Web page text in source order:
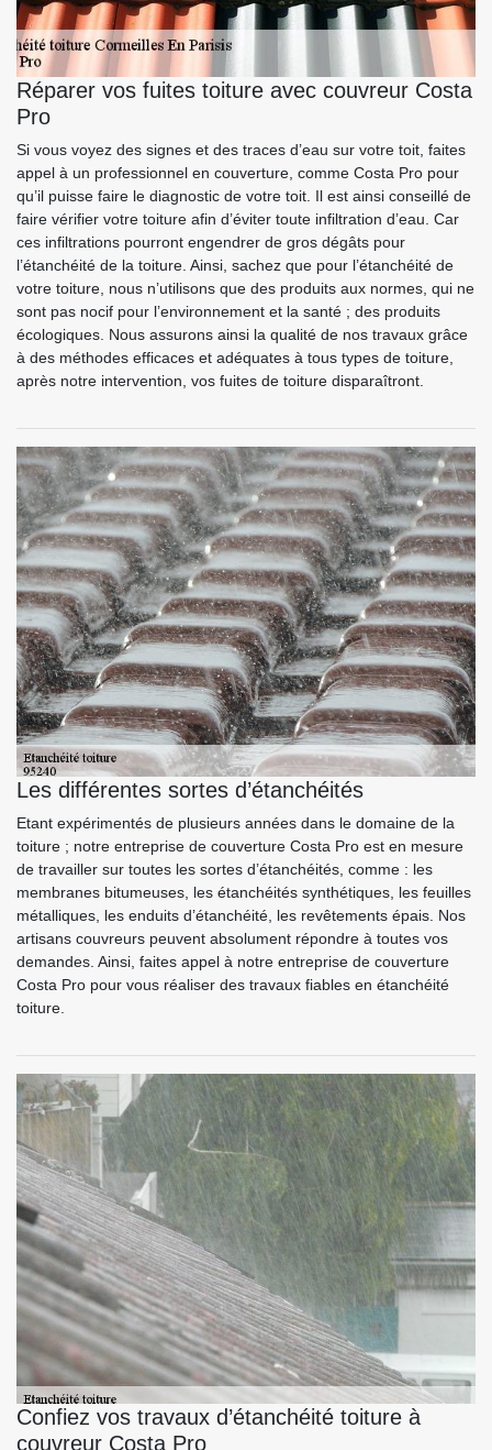
Réparer vos fuites toiture avec couvreur Costa
Pro
Si vous voyez des signes et des traces d’eau sur votre toit, faites
appel à un professionnel en couverture, comme Costa Pro pour
qu’il puisse faire le diagnostic de votre toit. Il est ainsi conseillé de
faire vérifier votre toiture afin d’éviter toute infiltration d’eau. Car
ces infiltrations pourront engendrer de gros dégâts pour
l’étanchéité de la toiture. Ainsi, sachez que pour l’étanchéité de
votre toiture, nous n’utilisons que des produits aux normes, qui ne
sont pas nocif pour l’environnement et la santé ; des produits
écologiques. Nous assurons ainsi la qualité de nos travaux grâce
à des méthodes efficaces et adéquates à tous types de toiture,
après notre intervention, vos fuites de toiture disparaîtront.
Les différentes sortes d’étanchéités
Etant expérimentés de plusieurs années dans le domaine de la
toiture ; notre entreprise de couverture Costa Pro est en mesure
de travailler sur toutes les sortes d’étanchéités, comme : les
membranes bitumeuses, les étanchéités synthétiques, les feuilles
métalliques, les enduits d’étanchéité, les revêtements épais. Nos
artisans couvreurs peuvent absolument répondre à toutes vos
demandes. Ainsi, faites appel à notre entreprise de couverture
Costa Pro pour vous réaliser des travaux fiables en étanchéité
toiture.
Confiez vos travaux d’étanchéité toiture à
couvreur Costa Pro